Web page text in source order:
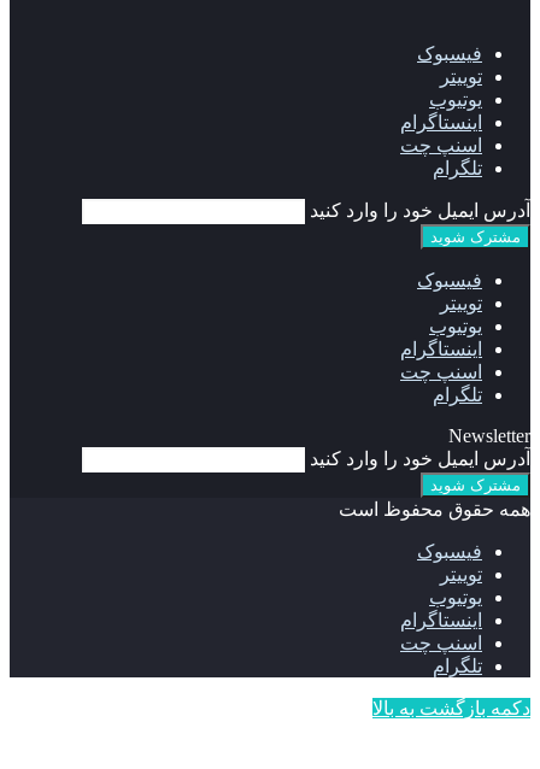
فیسبوک
توییتر
یوتیوب
اینستاگرام
اسنپ چت
تلگرام
آدرس ایمیل خود را وارد کنید
فیسبوک
توییتر
یوتیوب
اینستاگرام
اسنپ چت
تلگرام
Newsletter
آدرس ایمیل خود را وارد کنید
همه حقوق محفوظ است
فیسبوک
توییتر
یوتیوب
اینستاگرام
اسنپ چت
تلگرام
دکمه بازگشت به بالا